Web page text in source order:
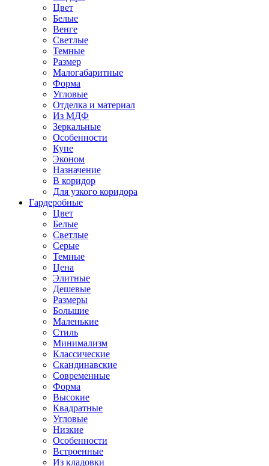
Цвет
Белые
Венге
Светлые
Темные
Размер
Малогабаритные
Форма
Угловые
Отделка и материал
Из МДФ
Зеркальные
Особенности
Купе
Эконом
Назначение
В коридор
Для узкого коридора
Гардеробные
Цвет
Белые
Светлые
Серые
Темные
Цена
Элитные
Дешевые
Размеры
Большие
Маленькие
Стиль
Минимализм
Классические
Скандинавские
Современные
Форма
Высокие
Квадратные
Угловые
Низкие
Особенности
Встроенные
Из кладовки